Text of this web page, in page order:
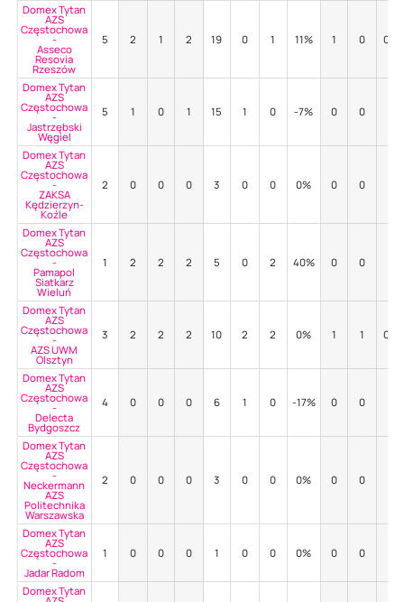
Domex Tytan
AZS
Częstochowa
-
Asseco
Resovia
Rzeszów
5 2 1 2 19 0 1 11% 1 0 0%
Domex Tytan
AZS
Częstochowa
-
Jastrzębski
Węgiel
5 1 0 1 15 1 0 -7% 0 0
Domex Tytan
AZS
Częstochowa
-
ZAKSA
Kędzierzyn-
Koźle
2 0 0 0 3 0 0 0% 0 0
Domex Tytan
AZS
Częstochowa
-
Pamapol
Siatkarz
Wieluń
1 2 2 2 5 0 2 40% 0 0
Domex Tytan
AZS
Częstochowa
-
AZS UWM
Olsztyn
3 2 2 2 10 2 2 0% 1 1 0%
Domex Tytan
AZS
Częstochowa
-
Delecta
Bydgoszcz
4 0 0 0 6 1 0 -17% 0 0
Domex Tytan
AZS
Częstochowa
-
Neckermann
AZS
Politechnika
Warszawska
2 0 0 0 3 0 0 0% 0 0
Domex Tytan
AZS
Częstochowa
-
Jadar Radom
1 0 0 0 1 0 0 0% 0 0
Domex Tytan